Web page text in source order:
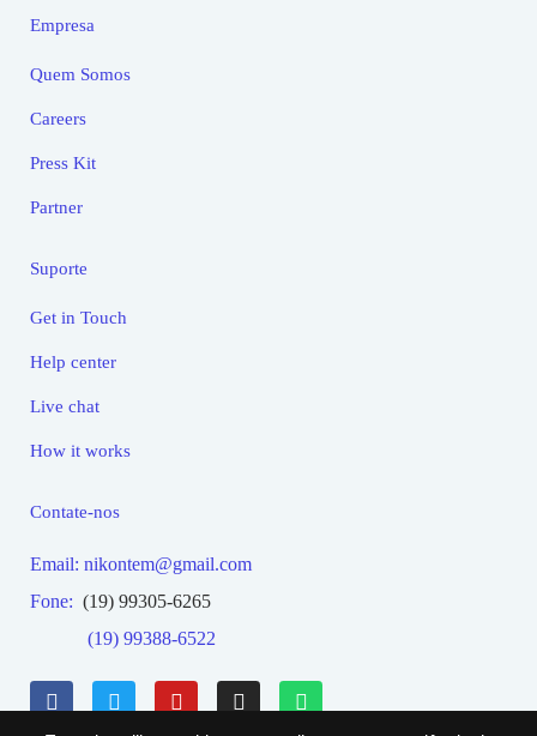
Empresa
Quem Somos
Careers
Press Kit
Partner
Suporte
Get in Touch
Help center
Live chat
How it works
Contate-nos
Email: nikontem@gmail.com
Fone: (19) 99305-6265
(19) 99388-6522